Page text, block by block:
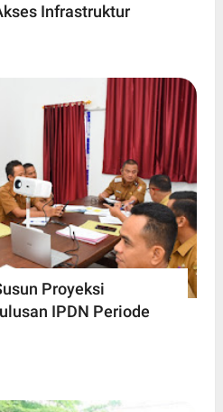
Infrastruktur
Proyeksi
IPDN Periode